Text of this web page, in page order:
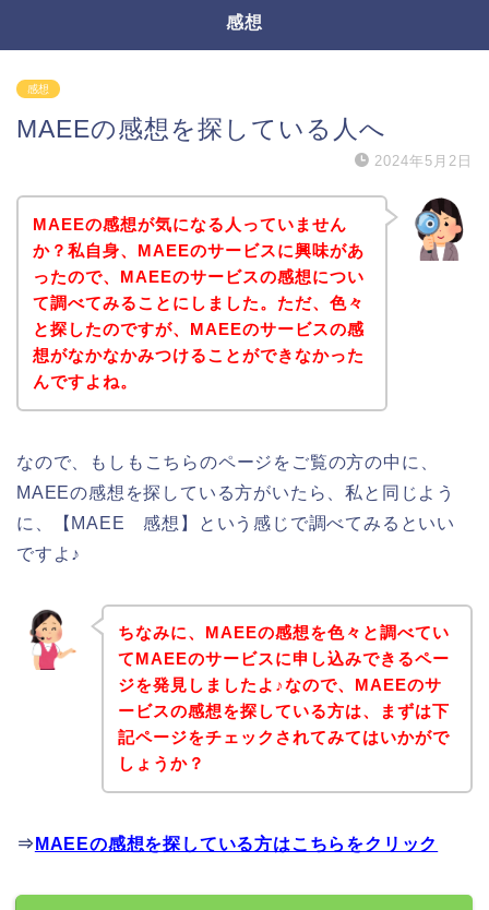
感想
感想
MAEEの感想を探している人へ
2024年5月2日
MAEEの感想が気になる人っていません
か？私自身、MAEEのサービスに興味があ
ったので、MAEEのサービスの感想につい
て調べてみることにしました。ただ、色々
と探したのですが、MAEEのサービスの感
想がなかなかみつけることができなかった
んですよね。
なので、もしもこちらのページをご覧の方の中に、
MAEEの感想を探している方がいたら、私と同じよう
に、【MAEE 感想】という感じで調べてみるといい
ですよ♪
ちなみに、MAEEの感想を色々と調べてい
てMAEEのサービスに申し込みできるペー
ジを発見しましたよ♪なので、MAEEのサ
ービスの感想を探している方は、まずは下
記ページをチェックされてみてはいかがで
しょうか？
⇒ MAEEの感想を探している方はこちらをクリック